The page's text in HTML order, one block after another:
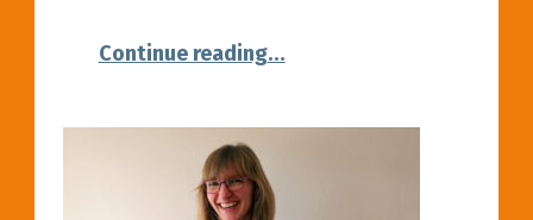
Continue reading…